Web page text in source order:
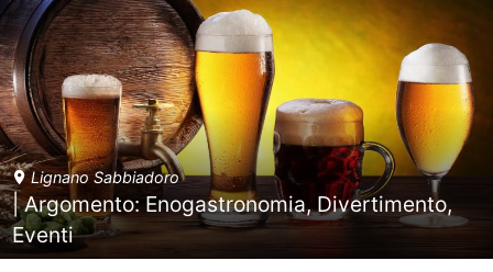
Lignano Sabbiadoro
| Argomento: Enogastronomia, Divertimento,
Eventi